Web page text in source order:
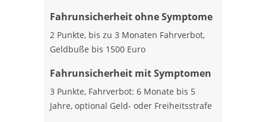
Fahrunsicherheit ohne Symptome
2 Punkte, bis zu 3 Monaten Fahrverbot,
Geldbuße bis 1500 Euro
Fahrunsicherheit mit Symptomen
3 Punkte, Fahrverbot: 6 Monate bis 5
Jahre, optional Geld- oder Freiheitsstrafe